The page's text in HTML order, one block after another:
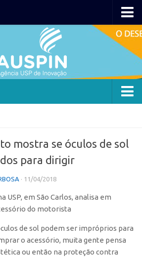
Preto
mostra se óculos de sol
para dirigir
· 11/04/2018
USP, em São Carlos, analisa em
do motorista
de sol podem ser impróprios para
o acessório, muita gente pensa
ou então na proteção contra